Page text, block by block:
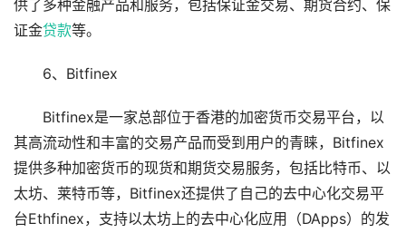
供了多种金融产品和服务，包括保证金交易、期货合约、保
证金贷款等。
6、Bitfinex
Bitfinex是一家总部位于香港的加密货币交易平台，以
其高流动性和丰富的交易产品而受到用户的青睐，Bitfinex
提供多种加密货币的现货和期货交易服务，包括比特币、以
太坊、莱特币等，Bitfinex还提供了自己的去中心化交易平
台Ethfinex，支持以太坊上的去中心化应用（DApps）的发